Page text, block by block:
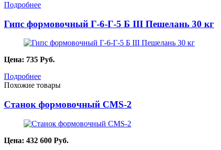
Подробнее
Гипс формовочный Г-6-Г-5 Б III Пешелань 30 кг
Цена: 735 Руб.
Подробнее
Похожие товары
Станок формовочный CMS-2
Цена: 432 600 Руб.